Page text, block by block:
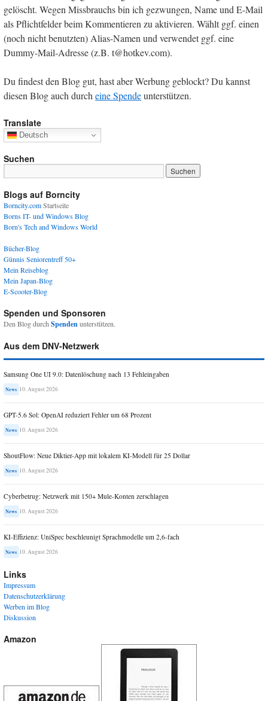
gelöscht. Wegen Missbrauchs bin ich gezwungen, Name und E-Mail
als Pflichtfelder beim Kommentieren zu aktivieren. Wählt ggf. einen
(noch nicht benutzten) Alias-Namen und verwendet ggf. eine
Dummy-Mail-Adresse (z.B. t@hotkev.com).
Du findest den Blog gut, hast aber Werbung geblockt? Du kannst
diesen Blog auch durcheine Spendeunterstützen.
Translate
Deutsch
Suchen
Blogs auf Borncity
Borncity.comStartseite
Borns IT- und Windows Blog
Born's Tech and Windows World
Bücher-Blog
Günnis Seniorentreff 50+
Mein Reiseblog
Mein Japan-Blog
E-Scooter-Blog
Spenden und Sponsoren
Den Blog durchSpendenunterstützen.
Aus dem DNV-Netzwerk
Samsung One UI 9.0: Datenlöschung nach 13 Fehleingaben
News 10. August 2026
GPT-5.6 Sol: OpenAI reduziert Fehler um 68 Prozent
News 10. August 2026
ShoutFlow: Neue Diktier-App mit lokalem KI-Modell für 25 Dollar
News 10. August 2026
Cyberbetrug: Netzwerk mit 150+ Mule-Konten zerschlagen
News 10. August 2026
KI-Effizienz: UniSpec beschleunigt Sprachmodelle um 2,6-fach
News 10. August 2026
Links
Impressum
Datenschutzerklärung
Werben im Blog
Diskussion
Amazon